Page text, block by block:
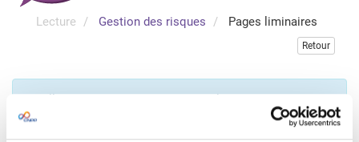
Lecture Gestion des risques Pages liminaires
Retour
Veuillez vous connecter pour consulter gratuitement ce
chapitre